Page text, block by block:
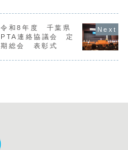
川市PTAバレーボ
から3回戦が塩浜
体育館にておこな
われました。東国
分爽風学園PTAチ
ームの選手宣誓の
序盤は序盤
して取り上
そこから何
て伝えるの
実を伝える
なく『思い
令和8年度 千葉県
PTA連絡協議会 定
期総会 表彰式